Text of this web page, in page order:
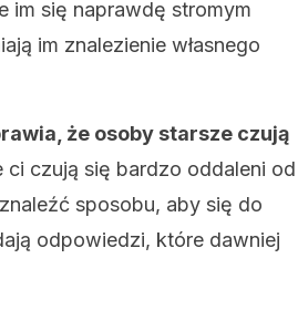
im się naprawdę stromym
im znalezienie własnego
że ​​osoby starsze czują
czują się bardzo oddaleni od
sposobu, aby się do
odpowiedzi, które dawniej